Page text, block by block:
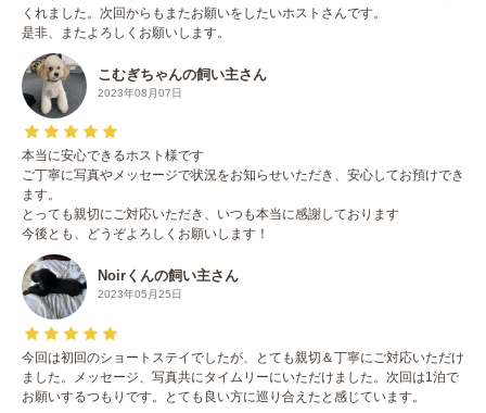
くれました。次回からもまたお願いをしたいホストさんです。
是非、またよろしくお願いします。
こむぎちゃんの飼い主さん
2023年08月07日
本当に安心できるホスト様です
ご丁寧に写真やメッセージで状況をお知らせいただき、安心してお預けでき
ます。
とっても親切にご対応いただき、いつも本当に感謝しております
今後とも、どうぞよろしくお願いします！
Noirくんの飼い主さん
2023年05月25日
今回は初回のショートステイでしたが、とても親切＆丁寧にご対応いただけ
ました。メッセージ、写真共にタイムリーにいただけました。次回は1泊で
お願いするつもりです。とても良い方に巡り合えたと感じています。